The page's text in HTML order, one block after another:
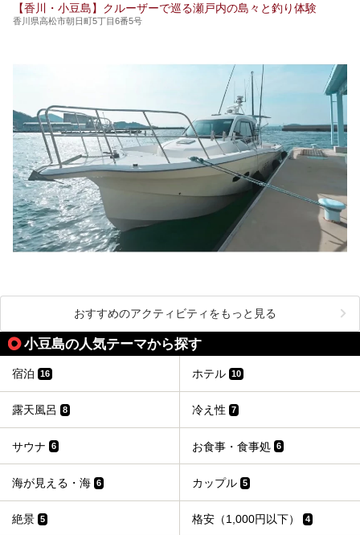
ュー！お楽しみに。
【香川・小豆島】クルーザーで巡る瀬戸内の島々と釣り体験
香川県高松市朝日町5丁目6番5号
おすすめのアクティビティをもっと見る
小豆島の人気テーマから探す
宿泊 16 ホテル 10
露天風呂 8 冷え性 7
サウナ 6 お食事・食事処 6
海が見える・海 6 カップル 5
絶景 5 格安（1,000円以下） 4